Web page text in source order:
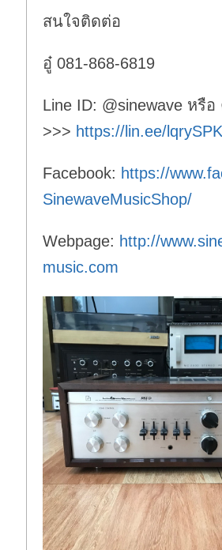
สนใจติดต่อ
อู๋ 081-868-6819
Line ID: @sinewave หรือ
>>> https://lin.ee/lqrySPK
Facebook: https://
SinewaveMusicShop/
Webpage: http://
music.com